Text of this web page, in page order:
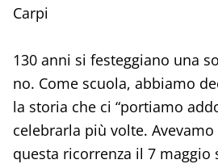
Carpi
130 anni si festeggiano una
no. Come scuola, abbiamo
la storia che ci “portiamo
celebrarla più volte.
questa ricorrenza il 7 maggio